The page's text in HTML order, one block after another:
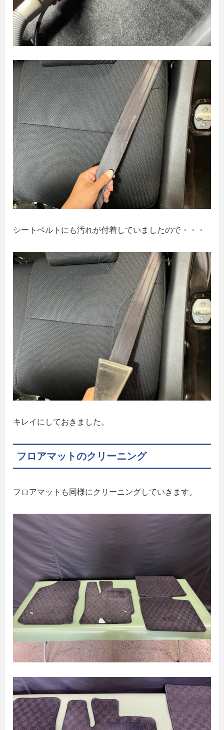
シートベルトにも汚れが付着していましたので・・・
キレイにしておきました。
フロアマットのクリーニング
フロアマットも同様にクリーニングしていきます。